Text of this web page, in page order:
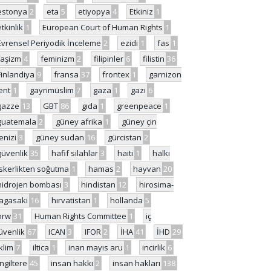
2 eta 5 etiyopya 4 Etkiniz 1
1 European Court of Human Rights 1
Periyodik İnceleme 2 ezidi 1 fas 1
4 feminizm 2 filipinler 6 filistin 36
9 fransa 37 frontex 1
garnizon
1 gayrimüslim 7 gaza 1 gazi 6
13 GBT 86 gıda 1 greenpeace 1
2 güney afrika 1
güney çin
3 güney sudan 16 gürcistan 2
35 hafif silahlar 3 haiti 1
halkı
soğutma 1 hamas 2 hayvan 20
bombası 3 hindistan 12
hirosima-
16 hırvatistan 1 hollanda 5
31 Human Rights Committee 1
iç
67 ICAN 3 IFOR 2 İHA 41 İHD 29
7 iltica 1 inan mayıs aru 1 incirlik 6
45 insan hakkı 2 insan hakları 138